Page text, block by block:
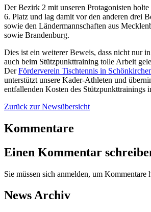
Der Bezirk 2 mit unseren Protagonisten holte
6. Platz und lag damit vor den anderen drei
sowie den Ländermannschaften aus
sowie Brandenburg.
Dies ist ein weiterer Beweis, dass nicht nur
auch beim Stützpunkttraining tolle Arbeit
DerFörderverein Tischtennis in
unterstützt unsere Kader-Athleten und
entfallenden Kosten des Stützpunkttrainings
Zurück zur Newsübersicht
Kommentare
Einen Kommentar
Sie müssen sich anmelden, um Kommentare
News Archiv